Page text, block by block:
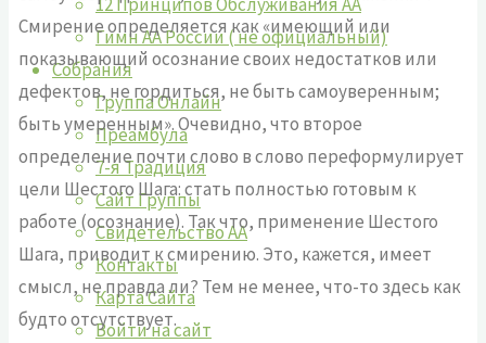
Гимн АА России ( не официальный)
Собрания
Группа Онлайн
Преамбула
7-я Традиция
Сайт Группы
Свидетельство АА
Контакты
Карта Сайта
Войти на сайт
Смирение определяется как «имеющий или
показывающий осознание своих недостатков или
дефектов, не гордиться, не быть самоуверенным;
быть умеренным». Очевидно, что второе
определение почти слово в слово переформулирует
цели Шестого Шага: стать полностью готовым к
работе (осознание). Так что, применение Шестого
Шага, приводит к смирению. Это, кажется, имеет
смысл, не правда ли? Тем не менее, что-то здесь как
будто отсутствует.